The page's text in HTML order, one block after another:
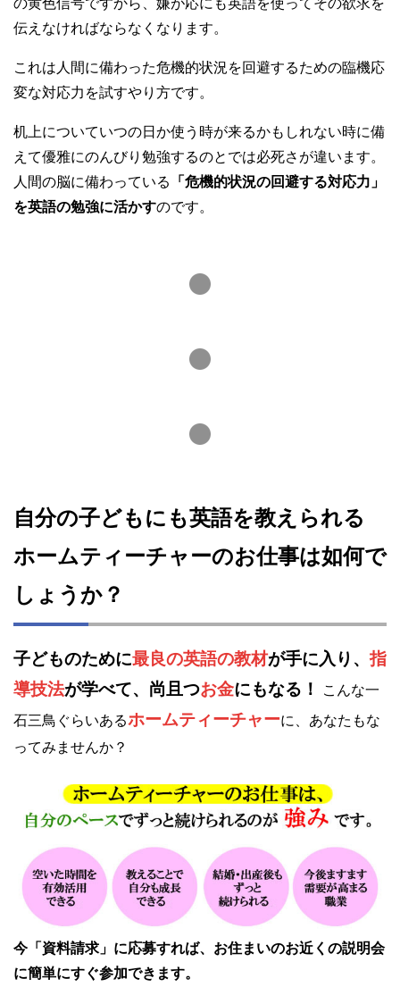
の黄色信号ですから、嫌が応にも英語を使ってその欲求を
伝えなければならなくなります。
これは人間に備わった危機的状況を回避するための臨機応
変な対応力を試すやり方です。
机上についていつの日か使う時が来るかもしれない時に備
えて優雅にのんびり勉強するのとでは必死さが違います。
人間の脳に備わっている
「危機的状況の回避する対応力」
を英語の勉強に活かすのです。
自分の子どもにも英語を教えられる
ホームティーチャーのお仕事は如何で
しょうか？
子どものために最良の英語の教材が手に入り、指
導技法が学べて、尚且つお金にもなる！
こんな一
石三鳥ぐらいあるホームティーチャーに、あなたもな
ってみませんか？
今「資料請求」に応募すれば、お住まいのお近くの説明会
に簡単にすぐ参加できます。